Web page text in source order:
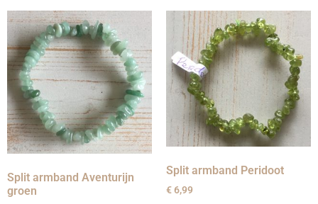
Split armband Aventurijn
groen
Split armband Peridoot
€6,99